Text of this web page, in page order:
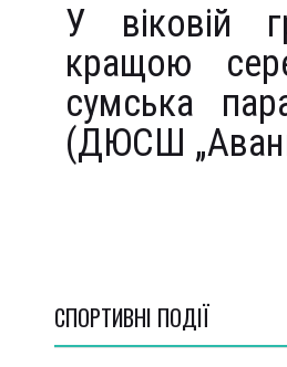
У віковій
кращою
сумська
(ДЮСШ
СПОРТИВНI ПОДІЇ